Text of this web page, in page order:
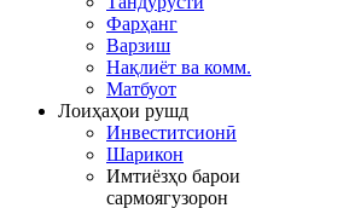
Фарҳанг
Варзиш
Нақлиёт ва комм.
Матбуот
Лоиҳаҳои рушд
Инвеститсионӣ
Шарикон
Имтиёзҳо барои
сармоягузорон